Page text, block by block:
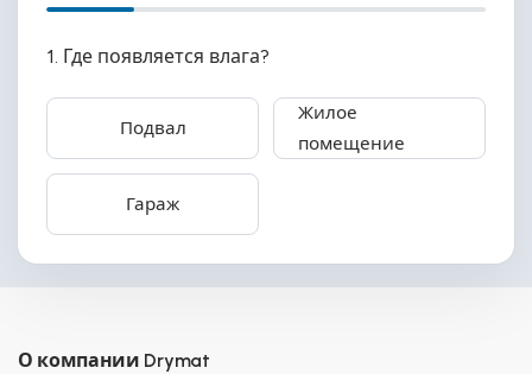
1. Где появляется влага?
Подвал
Жилое
помещение
Гараж
О компании Drymat